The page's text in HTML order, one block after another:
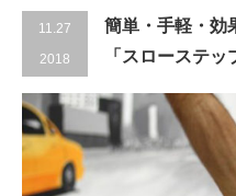
11.27
2018
簡単・手軽・
「スローステッ